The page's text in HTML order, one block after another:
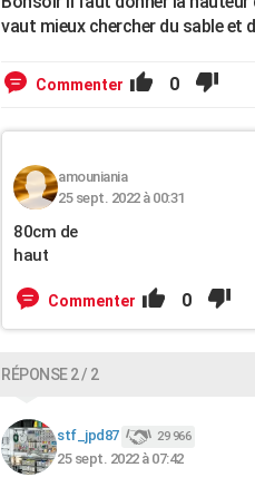
vaut mieux chercher du sable et
Commenter 0
amouniania
25 sept. 2022 à 00:31
80cm de
haut
Commenter 0
RÉPONSE 2 / 2
stf_jpd87 29 966
25 sept. 2022 à 07:42